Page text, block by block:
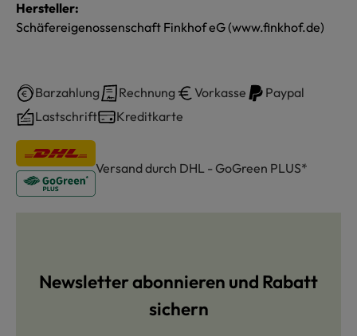
Hersteller:
Schäfereigenossenschaft Finkhof eG (www.finkhof.de)
Barzahlung Rechnung Vorkasse
Paypal
Lastschrift
Kreditkarte
Versand durch DHL - GoGreen PLUS*
Newsletter abonnieren und Rabatt
sichern